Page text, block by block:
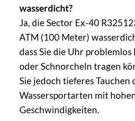
wasserdicht?
Ja, die Sector Ex-40
ATM (100 Meter)
dass Sie die Uhr
oder Schnorcheln tragen
Sie jedoch tieferes Tauchen
Wassersportarten mit
Geschwindigkeiten.